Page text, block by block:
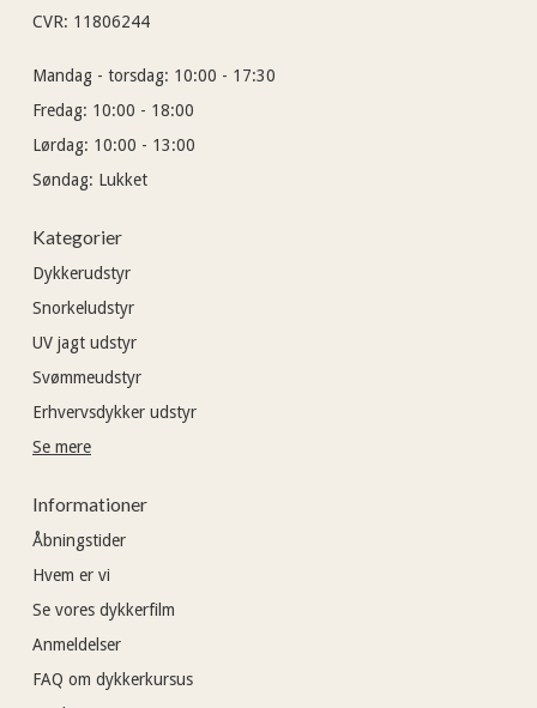
CVR: 11806244
Mandag - torsdag: 10:00 - 17:30
Fredag: 10:00 - 18:00
Lørdag: 10:00 - 13:00
Søndag: Lukket
Kategorier
Dykkerudstyr
Snorkeludstyr
UV jagt udstyr
Svømmeudstyr
Erhvervsdykker udstyr
Se mere
Informationer
Åbningstider
Hvem er vi
Se vores dykkerfilm
Anmeldelser
FAQ om dykkerkursus